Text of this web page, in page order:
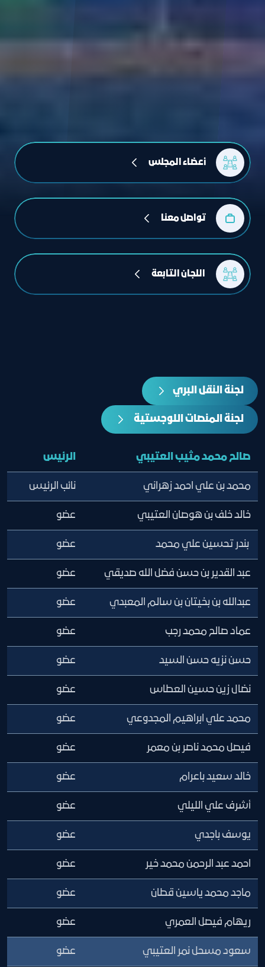
أعضاء المجلس
تواصل معنا
اللجان التابعة
لجنة النقل البري
لجنة المنصات اللوجستية
صالح محمد مثيب العتيبي الرئيس
محمد بن علي احمد زهراني نائب الرئيس
خالد خلف بن هوصان العتيبي عضو
بندر تحسين علي محمد عضو
عبد القدير بن حسن فضل الله صديقي عضو
عبدالله بن بخيتان بن سالم المعبدي عضو
عماد صالح محمد رجب عضو
حسن نزيه حسن السيد عضو
نضال زين حسين العطاس عضو
محمد علي ابراهيم المجدوعي عضو
فيصل محمد ناصر بن معمر عضو
خالد سعيد باعرام عضو
أشرف علي الليلي عضو
يوسف باجدي عضو
احمد عبد الرحمن محمد خير عضو
ماجد محمد ياسين قطان عضو
ريهام فيصل العمري عضو
سعود مسحل نمر العتيبي عضو